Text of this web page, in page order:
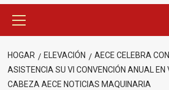
principal
HOGAR ELEVACIÓN
AECE CELEBRA
ASISTENCIA SU VI CONVENCIÓN ANUAL EN
CABEZA AECE NOTICIAS MAQUINARIA